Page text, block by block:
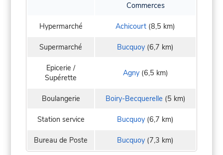
Commerces
Hypermarché Achicourt (8,5 km)
Supermarché Bucquoy (6,7 km)
Epicerie /
Supérette
Agny(6,5 km)
Boulangerie Boiry-Becquerelle (5 km)
Station service Bucquoy (6,7 km)
Bureau de Poste Bucquoy (7,3 km)